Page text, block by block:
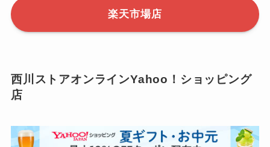
楽天市場店
西川ストアオンラインYahoo！ショッピング
店